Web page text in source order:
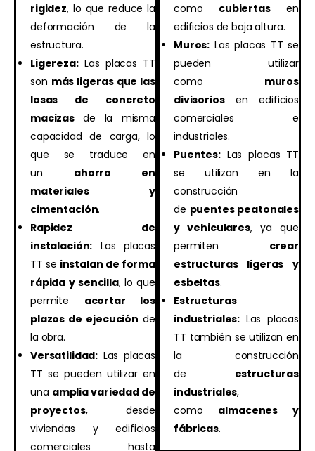
rigidez, lo que reduce la
deformación de la
estructura.
Ligereza:Las placas TT
son más ligeras que las
losas de concreto
macizas de la misma
capacidad de carga, lo
que se traduce en
un ahorro en
materiales y
cimentación.
Rapidez de
instalación: Las placas
TT se instalan de forma
rápida y sencilla, lo que
permite acortar los
plazos de ejecución de
la obra.
Versatilidad: Las placas
TT se pueden utilizar en
una amplia variedad de
proyectos, desde
viviendas y edificios
comerciales hasta
como cubiertasen
edificios de baja altura.
Muros: Las placas TT se
pueden utilizar
como muros
divisoriosen edificios
comerciales e
industriales.
Puentes:Las placas TT
se utilizan en la
construcción
de puentes peatonales
y vehiculares, ya que
permiten crear
estructuras ligeras y
esbeltas.
Estructuras
industriales: Las placas
TT también se utilizan en
la construcción
de estructuras
industriales,
como almacenes y
fábricas.